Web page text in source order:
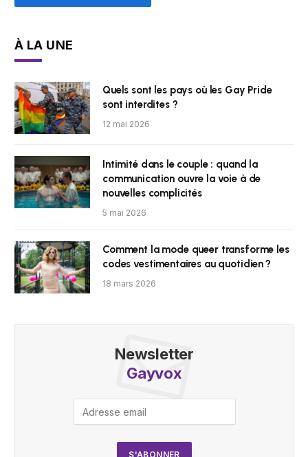
À LA UNE
Quels sont les pays où les Gay Pride
sont interdites ?
12 mai 2026
Intimité dans le couple : quand la
communication ouvre la voie à de
nouvelles complicités
5 mai 2026
Comment la mode queer transforme les
codes vestimentaires au quotidien ?
18 mars 2026
Newsletter
Gayvox